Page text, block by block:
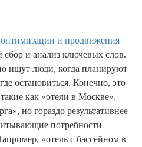
оптимизации и продвижения
сбор и анализ ключевых слов.
ищут люди, когда планируют
остановиться. Конечно, это
как «отели в Москве»,
но гораздо результативнее
потребности
«отель с бассейном в